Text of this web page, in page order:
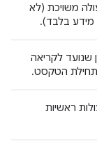
משויכת (לא
בלבד).
שנועד לקריאה
הטקסט.
ראשיות